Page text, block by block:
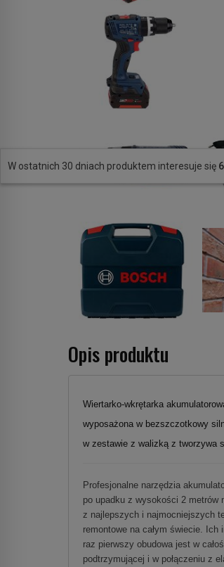
Opis produktu
Wiertarko-wkrętarka
wyposażona w bezszczotkowy
w zestawie z walizką z tworzywa
Profesjonalne narzędzia
po upadku z wysokości 2 metrów
z najlepszych i najmocniejszych
remontowe na całym świecie.
raz pierwszy obudowa jest w
podtrzymującej i w połączeniu z
W ostatnich 30 dniach produktem interesuje się 6